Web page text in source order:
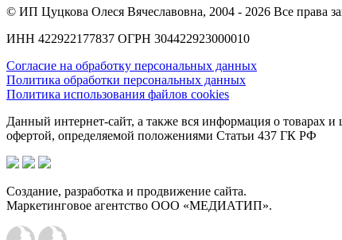
© ИП Цуцкова Олеся Вячеславовна, 2004 - 2026 Все права
ИНН 422922177837 ОГРН 304422923000010
Согласие на обработку персональных данных
Политика обработки персональных данных
Политика использования файлов cookies
Данный интернет-сайт, а также вся информация о товарах
офертой, определяемой положениями Статьи 437 ГК РФ
Создание, разработка и продвижение сайта.
Маркетинговое агентство ООО «МЕДИАТИП».